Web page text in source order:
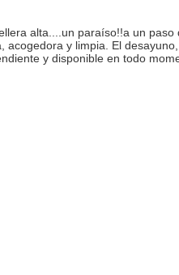
alta....un paraíso!!a un paso
y limpia. El
y disponible en todo